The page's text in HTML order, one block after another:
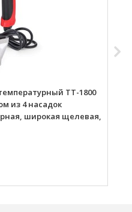
ТТ-1800
из 4 насадок
широкая щелевая,